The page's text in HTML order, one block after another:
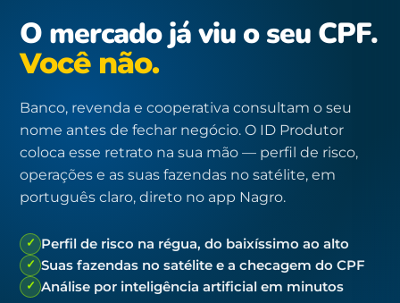
O mercado já viu o seu CPF.
Você não.
Banco, revenda e cooperativa consultam o seu
nome antes de fechar negócio. O ID Produtor
coloca esse retrato na sua mão — perfil de risco,
operações e as suas fazendas no satélite, em
português claro, direto no app Nagro.
✓ Perfil de risco na régua, do baixíssimo ao alto
✓ Suas fazendas no satélite e a checagem do CPF
✓ Análise por inteligência artificial em minutos